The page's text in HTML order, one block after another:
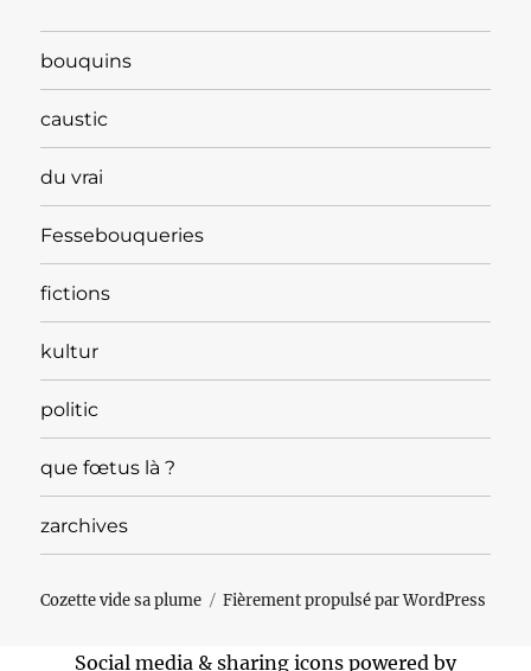
bouquins
caustic
du vrai
Fessebouqueries
fictions
kultur
politic
que fœtus là ?
zarchives
Cozette vide sa plume Fièrement propulsé par WordPress
Social media & sharing icons powered by